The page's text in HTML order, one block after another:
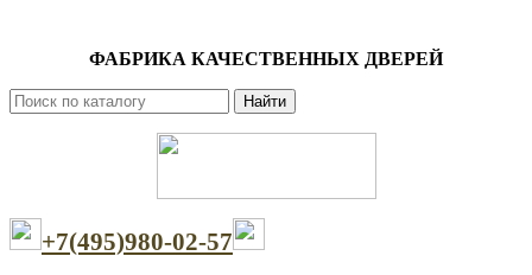
ФАБРИКА КАЧЕСТВЕННЫХ ДВЕРЕЙ
Найти
+7(495)980-02-57